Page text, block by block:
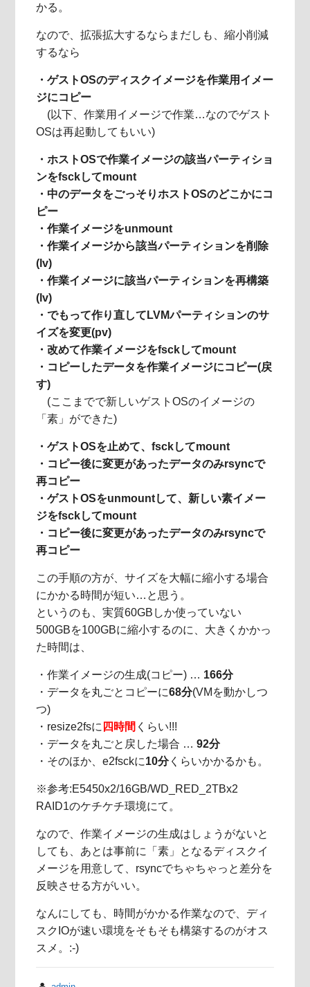
かる。
なので、拡張拡大するならまだしも、縮小削減
するなら
・ゲストOSのディスクイメージを作業用イメー
ジにコピー
(以下、作業用イメージで作業…なのでゲスト
OSは再起動してもいい)
・ホストOSで作業イメージの該当パーティショ
ンをfsckしてmount
・中のデータをごっそりホストOSのどこかにコ
ピー
・作業イメージをunmount
・作業イメージから該当パーティションを削除
(lv)
・作業イメージに該当パーティションを再構築
(lv)
・でもって作り直してLVMパーティションのサ
イズを変更(pv)
・改めて作業イメージをfsckしてmount
・コピーしたデータを作業イメージにコピー(戻
す)
(ここまでで新しいゲストOSのイメージの
「素」ができた)
・ゲストOSを止めて、fsckしてmount
・コピー後に変更があったデータのみrsyncで
再コピー
・ゲストOSをunmountして、新しい素イメー
ジをfsckしてmount
・コピー後に変更があったデータのみrsyncで
再コピー
この手順の方が、サイズを大幅に縮小する場合
にかかる時間が短い…と思う。
というのも、実質60GBしか使っていない
500GBを100GBに縮小するのに、大きくかかっ
た時間は、
・作業イメージの生成(コピー) … 166分
・データを丸ごとコピーに68分(VMを動かしつ
つ)
・resize2fsに 四時間 くらい!!!
・データを丸ごと戻した場合 …92分
・そのほか、e2fsckに10分くらいかかるかも。
※参考:E5450x2/16GB/WD_RED_2TBx2
RAID1のケチケチ環境にて。
なので、作業イメージの生成はしょうがないと
しても、あとは事前に「素」となるディスクイ
メージを用意して、rsyncでちゃちゃっと差分を
反映させる方がいい。
なんにしても、時間がかかる作業なので、ディ
スクIOが速い環境をそもそも構築するのがオス
スメ。:-)